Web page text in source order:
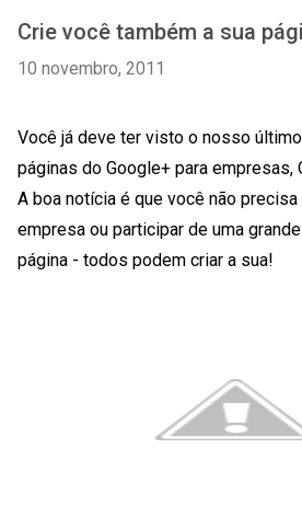
Crie você também a sua
10 novembro, 2011
Você já deve ter visto o nosso
páginas do Google+ para empresas,
A boa notícia é que você não precisa
empresa ou participar de uma
página - todos podem criar a sua!